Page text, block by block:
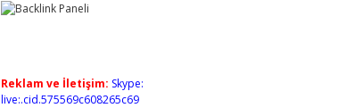
Reklam ve İletişim: Skype:
live:.cid.575569c608265c69